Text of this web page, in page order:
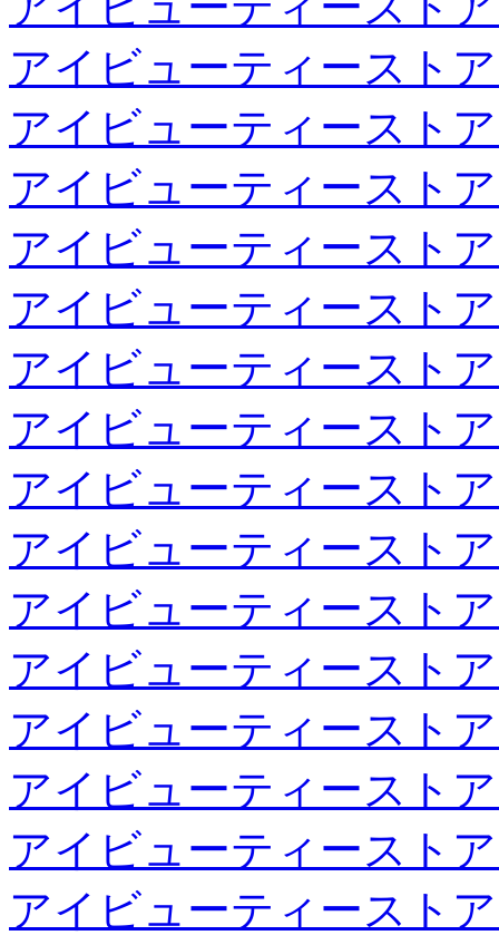
アイビューティースト
アイビューティースト
アイビューティースト
アイビューティースト
アイビューティースト
アイビューティースト
アイビューティースト
アイビューティースト
アイビューティースト
アイビューティースト
アイビューティースト
アイビューティースト
アイビューティースト
アイビューティースト
アイビューティースト